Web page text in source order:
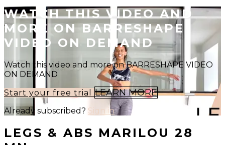
WATCH THIS VIDEO AND
MORE ON BARRESHAPE
VIDEO ON DEMAND
Watch this video and more on BARRESHAPE VIDEO
ON DEMAND
Start your free trial LEARN MORE
Already subscribed? Sign in
LEGS & ABS MARILOU 28